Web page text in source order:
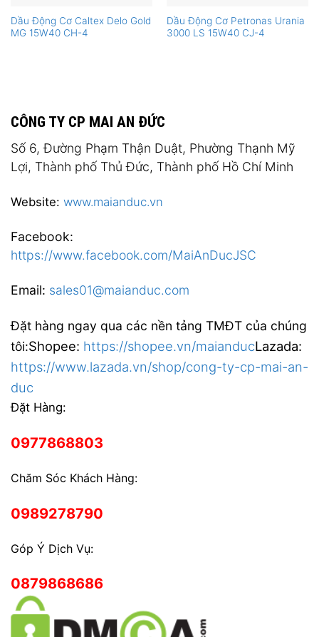
Dầu Động Cơ Caltex Delo Gold
MG 15W40 CH-4
Dầu Động Cơ Petronas Urania
3000 LS 15W40 CJ-4
CÔNG TY CP MAI AN ĐỨC
Số 6, Đường Phạm Thận Duật, Phường Thạnh Mỹ
Lợi, Thành phố Thủ Đức, Thành phố Hồ Chí Minh
Website: www.maianduc.vn
Facebook:
https://www.facebook.com/MaiAnDucJSC
Email: sales01@maianduc.com
Đặt hàng ngay qua các nền tảng TMĐT của chúng
tôi:Shopee: https://shopee.vn/maianducLazada:
https://www.lazada.vn/shop/cong-ty-cp-mai-an-
duc
Đặt Hàng:
0977868803
Chăm Sóc Khách Hàng:
0989278790
Góp Ý Dịch Vụ:
0879868686